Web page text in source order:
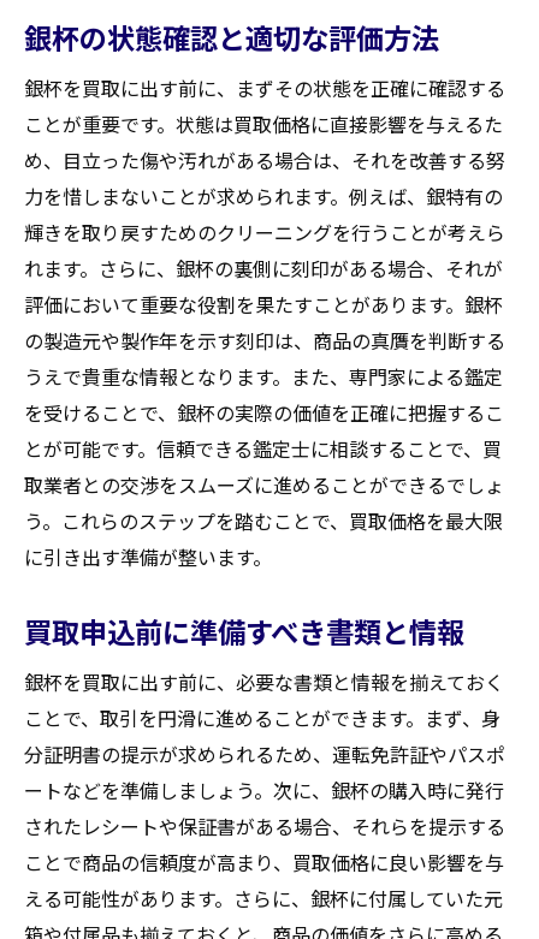
適切な契約書の確認と理解
買取後のクレーム対応とその対策
問題が起きた場合の効果的な解決策
地元情報を活用した銀杯買取の裏技とそのメリ
ット
地元業者とのコネクションの作り方
地域特有の需要と供給の把握
地域イベントを活用した買取活動
地元メディアを利用した情報収集
地元文化を理解した交渉の進め方
地元ならではの買取キャンペーンの参加
宮城県伊具郡丸森町で銀杯を高く売るための最
終的なまとめ
買取前の総合的な準備とその重要性
市場の動向を把握した最適なタイミング
交渉の際に忘れてはならないポイント
最終的な買取契約の確認と注意点
買取大吉セラビ白石店
銀杯の状態確認と適切な評価方法
銀杯を買取に出す前に、まずその状態を正確に確認する
ことが重要です。状態は買取価格に直接影響を与えるた
め、目立った傷や汚れがある場合は、それを改善する努
力を惜しまないことが求められます。例えば、銀特有の
輝きを取り戻すためのクリーニングを行うことが考えら
れます。さらに、銀杯の裏側に刻印がある場合、それが
評価において重要な役割を果たすことがあります。銀杯
の製造元や製作年を示す刻印は、商品の真贋を判断する
うえで貴重な情報となります。また、専門家による鑑定
を受けることで、銀杯の実際の価値を正確に把握するこ
とが可能です。信頼できる鑑定士に相談することで、買
取業者との交渉をスムーズに進めることができるでしょ
う。これらのステップを踏むことで、買取価格を最大限
に引き出す準備が整います。
買取申込前に準備すべき書類と情報
銀杯を買取に出す前に、必要な書類と情報を揃えておく
ことで、取引を円滑に進めることができます。まず、身
分証明書の提示が求められるため、運転免許証やパスポ
ートなどを準備しましょう。次に、銀杯の購入時に発行
されたレシートや保証書がある場合、それらを提示する
ことで商品の信頼度が高まり、買取価格に良い影響を与
える可能性があります。さらに、銀杯に付属していた元